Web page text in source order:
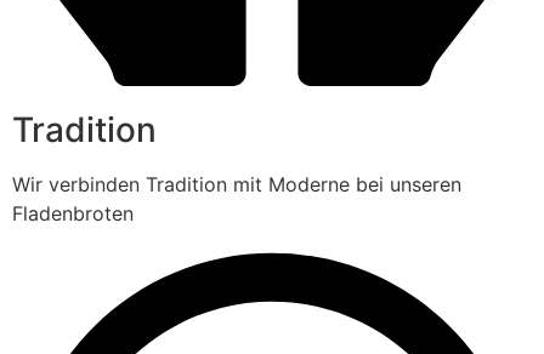
Tradition
Wir verbinden Tradition mit Moderne bei unseren
Fladenbroten